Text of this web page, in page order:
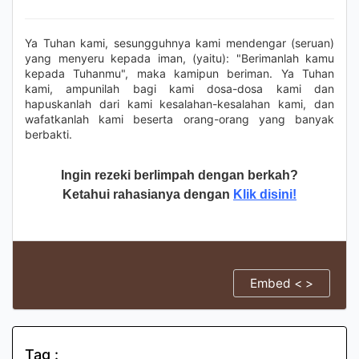
Ya Tuhan kami, sesungguhnya kami mendengar (seruan)
yang menyeru kepada iman, (yaitu): "Berimanlah kamu
kepada Tuhanmu", maka kamipun beriman. Ya Tuhan
kami, ampunilah bagi kami dosa-dosa kami dan
hapuskanlah dari kami kesalahan-kesalahan kami, dan
wafatkanlah kami beserta orang-orang yang banyak
berbakti.
Ingin rezeki berlimpah dengan berkah?
Ketahui rahasianya dengan Klik disini!
Embed < >
Tag :